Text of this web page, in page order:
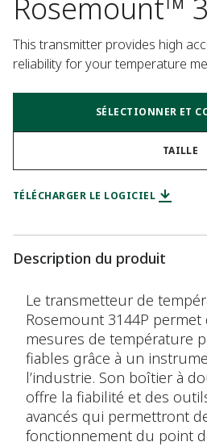
Rosemount™
This transmitter provides high
reliability for your temperature
SÉLECTIONNER ET
TAILLE
TÉLÉCHARGER LE LOGICIEL
Description du produit
Le transmetteur de
Rosemount 3144P permet
mesures de température
fiables grâce à un
l’industrie. Son boîtier à
offre la fiabilité et des
avancés qui permettront
fonctionnement du point